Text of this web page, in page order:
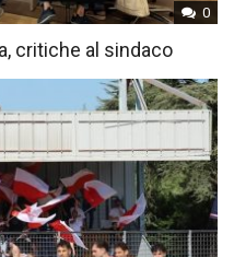
0
critiche al sindaco